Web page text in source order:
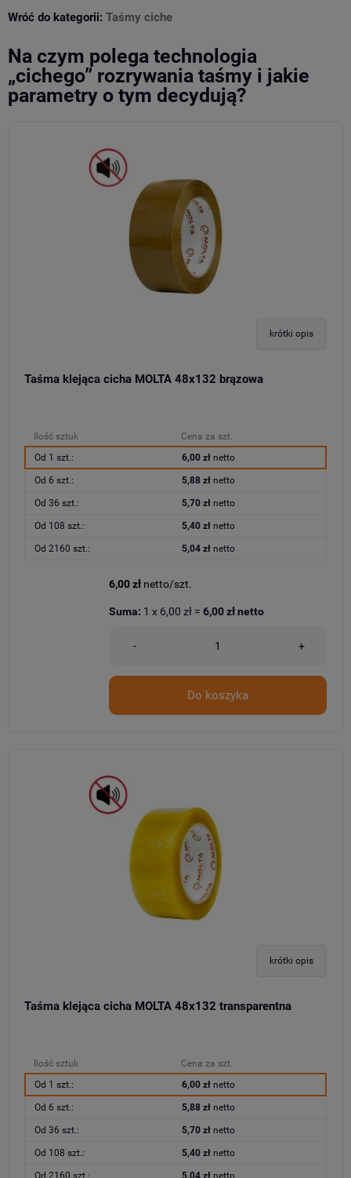
Wróć do kategorii: Taśmy ciche
Na czym polega technologia
„cichego” rozrywania taśmy i jakie
parametry o tym decydują?
krótki opis
Taśma klejąca cicha MOLTA 48x132 brązowa
Ilość sztuk
Cena za szt.
Od 1 szt.:
6,00 złnetto
Od 6 szt.: 5,88 złnetto
Od 36 szt.: 5,70 złnetto
Od 108 szt.: 5,40 złnetto
Od 2160 szt.: 5,04 złnetto
6,00 zł netto/szt.
- +
Do koszyka
Suma: 1 x 6,00 zł = 6,00 złnetto
krótki opis
Taśma klejąca cicha MOLTA 48x132 transparentna
Ilość sztuk
Cena za szt.
Od 1 szt.:
6,00 złnetto
Od 6 szt.: 5,88 złnetto
Od 36 szt.: 5,70 złnetto
Od 108 szt.: 5,40 złnetto
Od 2160 szt.: 5,04 złnetto